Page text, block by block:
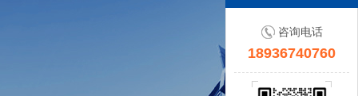
咨询电话
18936740760